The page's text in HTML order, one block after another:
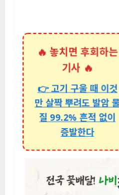
🔥 놓치면 후회하는
기사 🔥
👉 고기 구울 때 이것
만 살짝 뿌려도 발암 물
질 99.2% 흔적 없이
증발한다